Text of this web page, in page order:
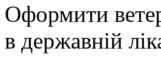
Оформити
в державній